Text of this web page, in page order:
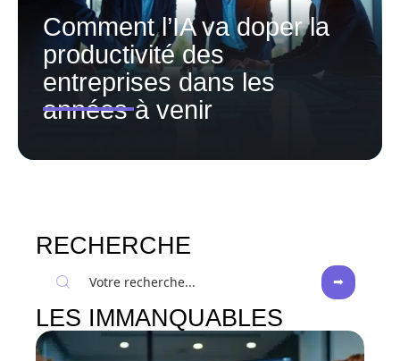
Comment l’IA va doper la
productivité des
entreprises dans les
années à venir
RECHERCHE
LES IMMANQUABLES